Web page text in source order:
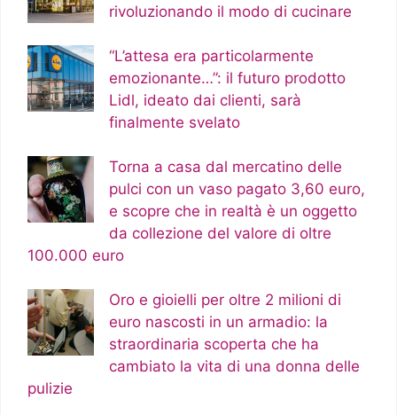
rivoluzionando il modo di cucinare
“L’attesa era particolarmente
emozionante…”: il futuro prodotto
Lidl, ideato dai clienti, sarà
finalmente svelato
Torna a casa dal mercatino delle
pulci con un vaso pagato 3,60 euro,
e scopre che in realtà è un oggetto
da collezione del valore di oltre
100.000 euro
Oro e gioielli per oltre 2 milioni di
euro nascosti in un armadio: la
straordinaria scoperta che ha
cambiato la vita di una donna delle
pulizie